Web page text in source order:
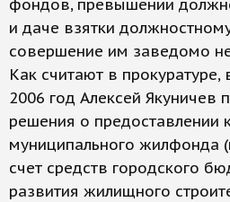
фондов, превышении
и даче взятки
совершение им заведомо
Как считают в
2006 год Алексей Якуничев
решения о предоставлении
муниципального жилфонда
счет средств городского
развития жилищного